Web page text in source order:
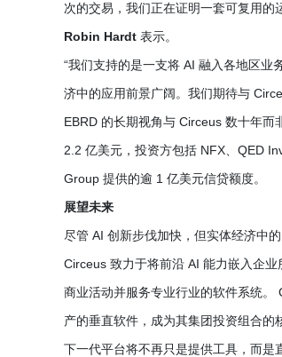
次的交易，我们正在证明一套可复用的
Robin Hardt 表示。
“我们支持的是一支将 AI 融入各地区
济中的应用前景广阔。我们期待与
EBRD 的长期视角与 Circeus 数十年
2.2 亿美元，投资方包括 NFX、QED
Group 提供的逾 1 亿美元信贷额度。
展望未来
尽管 AI 创新步伐加快，但实体经济中
Circeus 致力于将前沿 AI 能力嵌入企
商业活动并服务专业行业的软件系统
产的垂直软件，成为其集团投资组合的
下一代平台将不再只是提供工具，而